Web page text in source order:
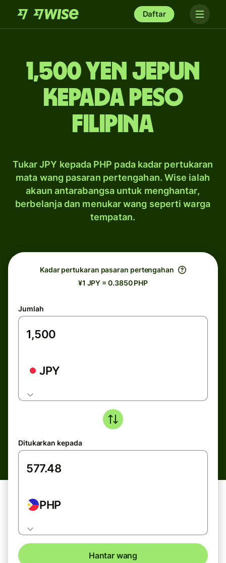
Daftar
1,500 yen Jepun
kepada peso
Filipina
Tukar JPY kepada PHP pada kadar pertukaran
mata wang pasaran pertengahan. Wise ialah
akaun antarabangsa untuk menghantar,
berbelanja dan menukar wang seperti warga
tempatan.
Kadar pertukaran pasaran pertengahan
¥1 JPY = 0.3850 PHP
Jumlah
JPY
Ditukarkan kepada
PHP
Hantar wang